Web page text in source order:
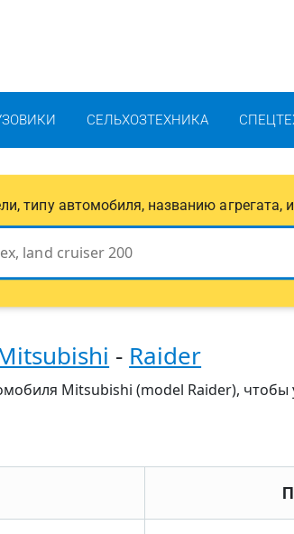
СЕЛЬХОЗТЕХНИКА
типу автомобиля, названию агрегата,
- Raider
Mitsubishi (model Raider), чтобы